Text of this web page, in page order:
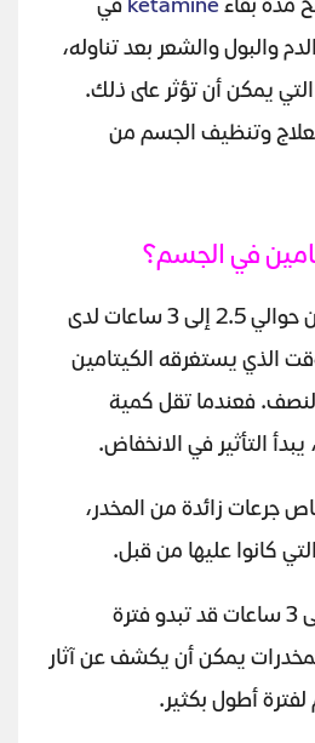
مدة بقاء ketamine في
والبول والشعر بعد تناوله،
يمكن أن تؤثر على ذلك.
وتنظيف الجسم من
في الجسم؟
تصل مدة بقاء كيتامين حوالي 2.5 إلى 3 ساعات لدى
الذي يستغرقه الكيتامين
فعندما تقل كمية
التأثير في الانخفاض.
جرعات زائدة من المخدر،
كانوا عليها من قبل.
في حين أن ساعتين إلى 3 ساعات قد تبدو فترة
يمكن أن يكشف عن آثار